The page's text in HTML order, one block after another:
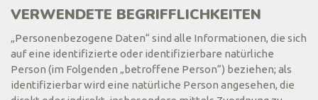
VERWENDETE BEGRIFFLICHKEITEN
„Personenbezogene Daten“ sind alle Informationen, die sich
auf eine identifizierte oder identifizierbare natürliche
Person (im Folgenden „betroffene Person“) beziehen; als
identifizierbar wird eine natürliche Person angesehen, die